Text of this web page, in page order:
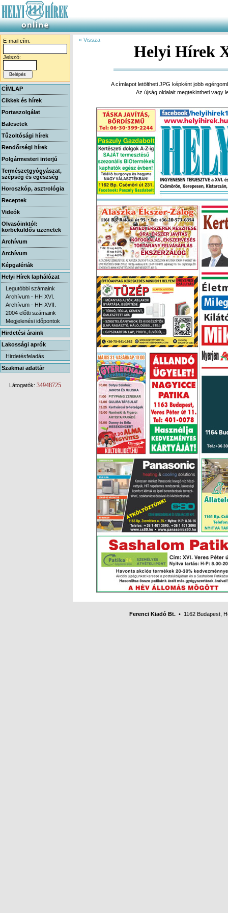
E-mail cím:
Jelszó:
CÍMLAP
Cikkek és hírek
Portaszolgálat
Balesetek
Tűzoltósági hírek
Rendőrségi hírek
Polgármesteri interjú
Természetgyógyászat,
szépség és egészség
Horoszkóp, asztrológia
Receptek
Videók
Olvasóinktól:
körbeküldős üzenetek
Archívum
Archívum
Képgalériák
Helyi Hírek laphálózat
Legutóbbi számaink
Archívum - HH XVI.
Archívum - HH XVII.
2004 előtti számaink
Megjelenési időpontok
Hirdetési áraink
Lakossági aprók
Hirdetésfeladás
Szakmai adattár
Látogatók: 34948725
« Vissza
Helyi Hírek
A címlapot letöltheti JPG képként jobb
Az újság oldalait megtekintheti vagy
Ferenci Kiadó Bt. • 1162 Budapest,